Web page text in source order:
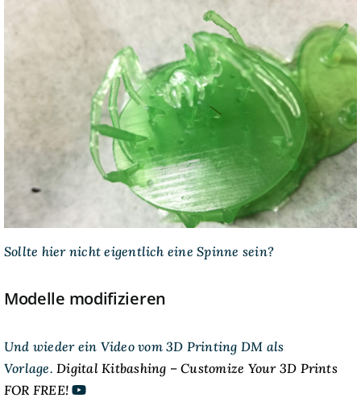
Sollte hier nicht eigentlich eine Spinne sein?
Modelle modifizieren
Und wieder ein Video vom 3D Printing DM als
Vorlage. Digital Kitbashing – Customize Your 3D Prints
FOR FREE!